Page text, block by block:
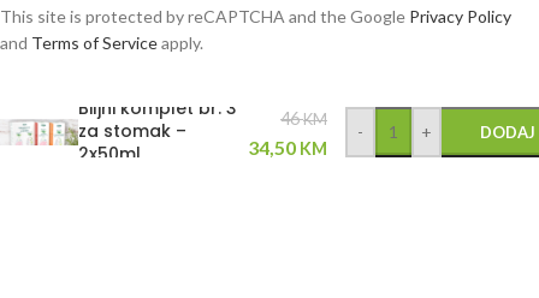
This site is protected by reCAPTCHA and the Google Privacy Policy
and Terms of Serviceapply.
Biljni komplet br. 3
za stomak –
2x50ml
46KM
34,50 KM
- + DODAJ